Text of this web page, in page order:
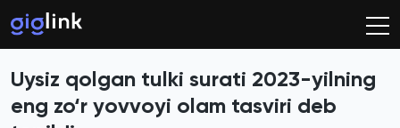
Uysiz qolgan tulki surati 2023-yilning
eng zo‘r yovvoyi olam tasviri deb